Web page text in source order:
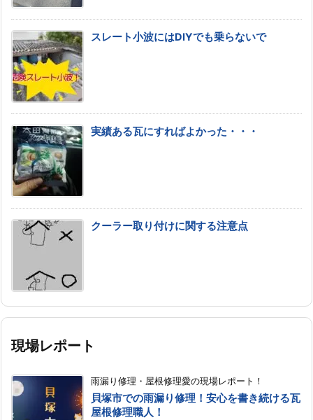
スレート小波にはDIYでも乗らないで
実績ある瓦にすればよかった・・・
クーラー取り付けに関する注意点
現場レポート
雨漏り修理・屋根修理愛の現場レポート！
貝塚市での雨漏り修理！安心を書き続ける瓦
屋根修理職人！